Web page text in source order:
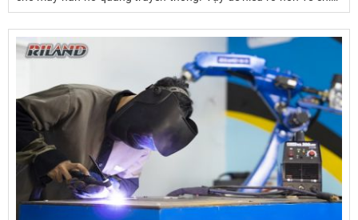
máy hàn điện tử thì hãy cùng với chúng tôi đi tìm hiểu về nó qua
bài viết dưới đây nhé!